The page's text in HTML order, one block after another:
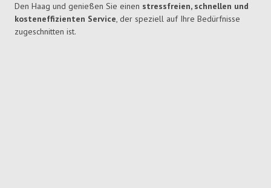
Den Haag und genießen Sie einen stressfreien, schnellen und
kosteneffizienten Service, der speziell auf Ihre Bedürfnisse
zugeschnitten ist.